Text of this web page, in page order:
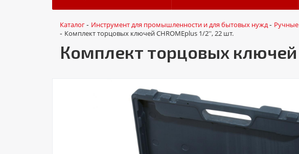
Каталог- Инструмент для промышленности и для бытовых нужд-
- Комплект торцовых ключей CHROMEplus 1/2'', 22 шт.
Комплект торцовых ключей